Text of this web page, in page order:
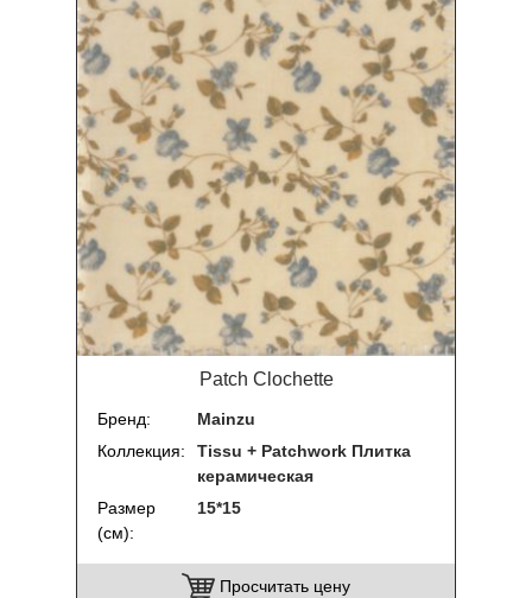
Patch Clochette
Бренд
Mainzu
Коллекция
Tissu + Patchwork Плитка
керамическая
Размер
(см)
15*15
Просчитать цену